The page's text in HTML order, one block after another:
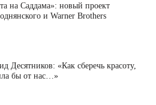
на Саддама»: новый проект
и Warner Brothers
Десятников: «Как сберечь красоту,
бы от нас…»